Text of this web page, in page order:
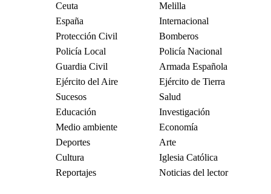
Ceuta
Melilla
España
Internacional
Protección Civil
Bomberos
Policía Local
Policía Nacional
Guardia Civil
Armada Española
Ejército del Aire
Ejército de Tierra
Sucesos
Salud
Educación
Investigación
Medio ambiente
Economía
Deportes
Arte
Cultura
Iglesia Católica
Reportajes
Noticias del lector